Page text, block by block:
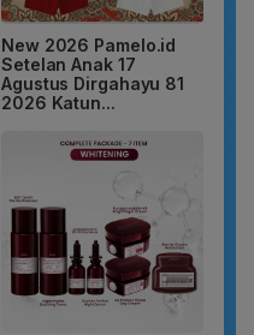
New 2026 Pamelo.id
Setelan Anak 17
Agustus Dirgahayu 81
2026 Katun...